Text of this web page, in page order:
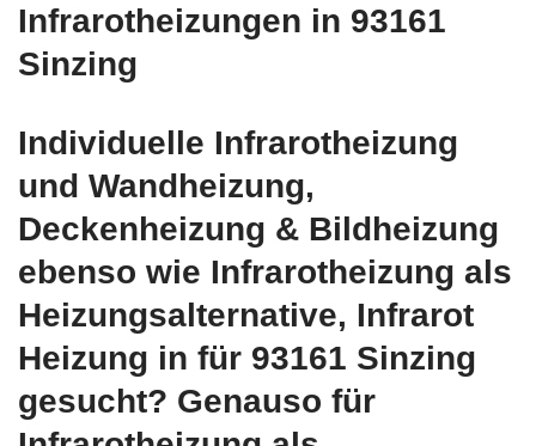
Infrarotheizungen in 93161
Sinzing
Individuelle Infrarotheizung
und Wandheizung,
Deckenheizung & Bildheizung
ebenso wie Infrarotheizung als
Heizungsalternative, Infrarot
Heizung in für 93161 Sinzing
gesucht? Genauso für